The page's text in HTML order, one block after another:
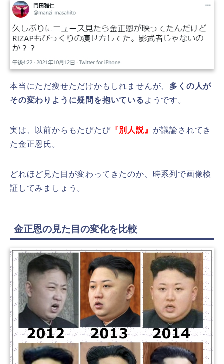
本当にただ痩せただけかもしれませんが、 多くの人が
その変わりように疑問を抱いている ようです。
実は、以前からもたびたび 『別人説』 が議論されてき
た金正恩氏。
どれほど見た目が変わってきたのか、時系列で画像検
証してみましょう。
金正恩の見た目の変化を比較